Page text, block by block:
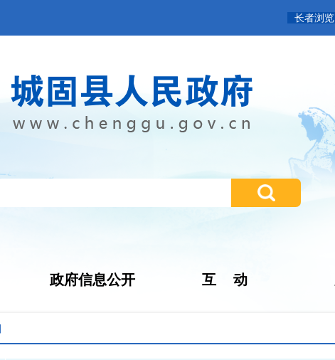
长者浏览
政府信息公开 互 动